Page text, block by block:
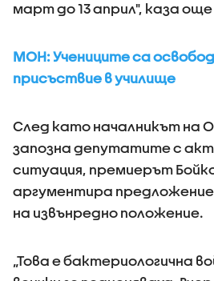
март до 13 април", каза
МОН: Учениците са
присъствие в училище
След като началникът на
запозна депутатите с
ситуация, премиерът
аргументира
на извънредно положение.
„Това е бактериологична